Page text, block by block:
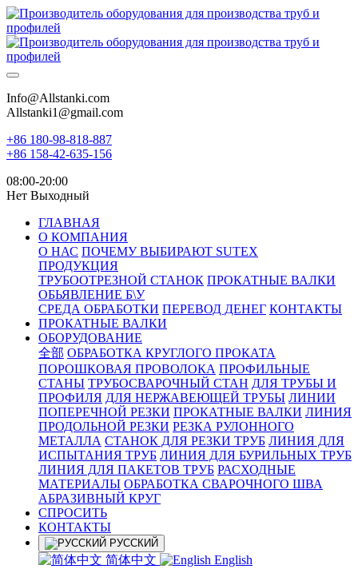
Info@Allstanki.com
Allstanki1@gmail.com
+86 180-98-818-887
+86 158-42-635-156
08:00-20:00
Нет Выходный
ГЛАВНАЯ
О КОМПАНИЯ
О НАС ПОЧЕМУ ВЫБИРАЮТ SUTEX
ПРОДУКЦИЯ
ТРУБООТРЕЗНОЙ СТАНОК ПРОКАТНЫЕ ВАЛКИ
ОБЬЯВЛЕНИЕ Б\У
СРЕДА ОБРАБОТКИ ПЕРЕВОД ДЕНЕГ КОНТАКТЫ
ПРОКАТНЫЕ ВАЛКИ
ОБОРУДОВАНИЕ
全部 ОБРАБОТКА КРУГЛОГО ПРОКАТА
ПОРОШКОВАЯ ПРОВОЛОКА ПРОФИЛЬНЫЕ
СТАНЫ ТРУБОСВАРОЧНЫЙ СТАН ДЛЯ ТРУБЫ И
ПРОФИЛЯ ДЛЯ НЕРЖАВЕЮЩЕЙ ТРУБЫ ЛИНИИ
ПОПЕРЕЧНОЙ РЕЗКИ ПРОКАТНЫЕ ВАЛКИ ЛИНИЯ
ПРОДОЛЬНОЙ РЕЗКИ РЕЗКА РУЛОННОГО
МЕТАЛЛА СТАНОК ДЛЯ РЕЗКИ ТРУБ ЛИНИЯ ДЛЯ
ИСПЫТАНИЯ ТРУБ ЛИНИЯ ДЛЯ БУРИЛЬНЫХ ТРУБ
ЛИНИЯ ДЛЯ ПАКЕТОВ ТРУБ РАСХОДНЫЕ
МАТЕРИАЛЫ OБРАБОТКА СВАРОЧНОГО ШВА
АБРАЗИВНЫЙ КРУГ
СПРОСИТЬ
КОНТАКТЫ
РУССКИЙ
简体中文 English